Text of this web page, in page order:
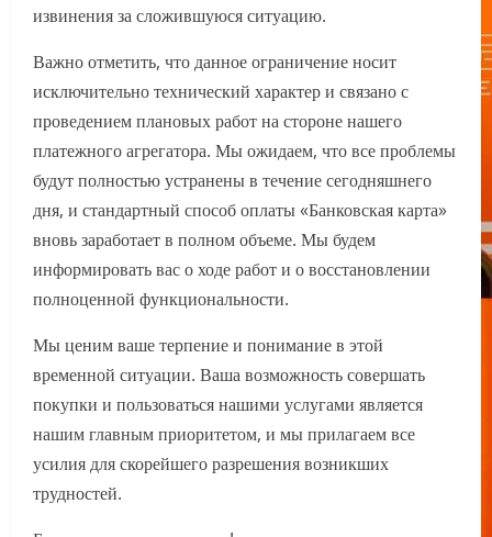
извинения за сложившуюся ситуацию.
Важно отметить, что данное ограничение носит
исключительно технический характер и связано с
проведением плановых работ на стороне нашего
платежного агрегатора. Мы ожидаем, что все проблемы
будут полностью устранены в течение сегодняшнего
дня, и стандартный способ оплаты «Банковская карта»
вновь заработает в полном объеме. Мы будем
информировать вас о ходе работ и о восстановлении
полноценной функциональности.
Мы ценим ваше терпение и понимание в этой
временной ситуации. Ваша возможность совершать
покупки и пользоваться нашими услугами является
нашим главным приоритетом, и мы прилагаем все
усилия для скорейшего разрешения возникших
трудностей.